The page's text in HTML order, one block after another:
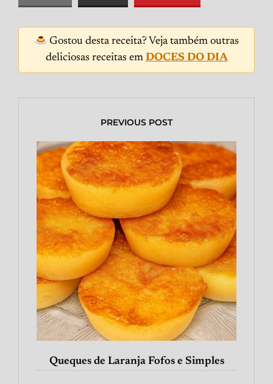
Gostou desta receita? Veja também outras
deliciosas receitas em DOCES DO DIA
PREVIOUS POST
Queques de Laranja Fofos e Simples